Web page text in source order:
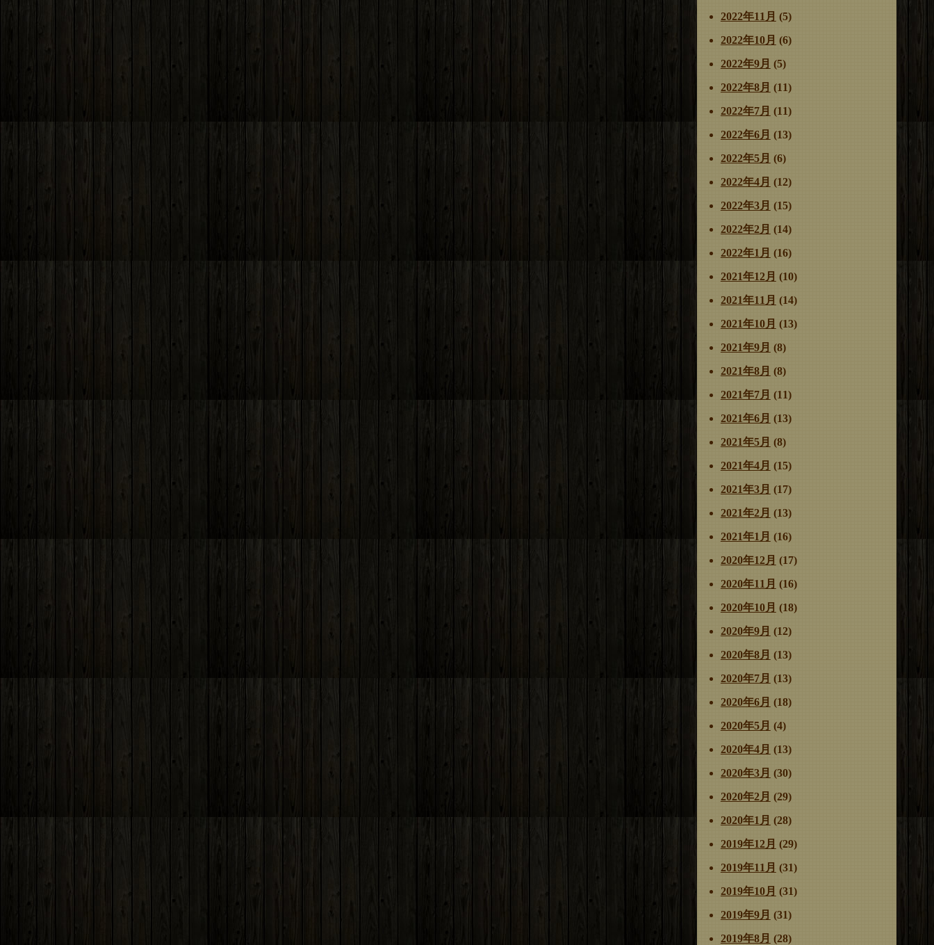
2022年11月 (5)
2022年10月 (6)
2022年9月 (5)
2022年8月 (11)
2022年7月 (11)
2022年6月 (13)
2022年5月 (6)
2022年4月 (12)
2022年3月 (15)
2022年2月 (14)
2022年1月 (16)
2021年12月 (10)
2021年11月 (14)
2021年10月 (13)
2021年9月 (8)
2021年8月 (8)
2021年7月 (11)
2021年6月 (13)
2021年5月 (8)
2021年4月 (15)
2021年3月 (17)
2021年2月 (13)
2021年1月 (16)
2020年12月 (17)
2020年11月 (16)
2020年10月 (18)
2020年9月 (12)
2020年8月 (13)
2020年7月 (13)
2020年6月 (18)
2020年5月 (4)
2020年4月 (13)
2020年3月 (30)
2020年2月 (29)
2020年1月 (28)
2019年12月 (29)
2019年11月 (31)
2019年10月 (31)
2019年9月 (31)
2019年8月 (28)